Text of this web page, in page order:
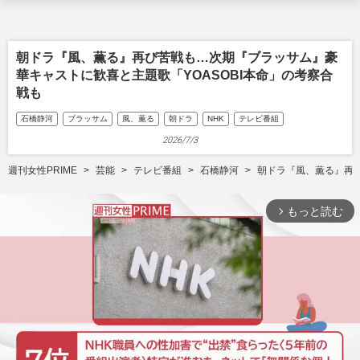
朝ドラ『風、薫る』再び苦戦も…次期『ブラッサム』豪
華キャストに歓喜と主題歌「YOASOBI本命」の考察合
戦も
石橋静河 ブラッサム 風、薫る 朝ドラ NHK テレビ番組
2026/7/3
週刊女性PRIME 芸能 テレビ番組 石橋静河 朝ドラ『風、薫る』再
arrow_forward_ios もっと読む